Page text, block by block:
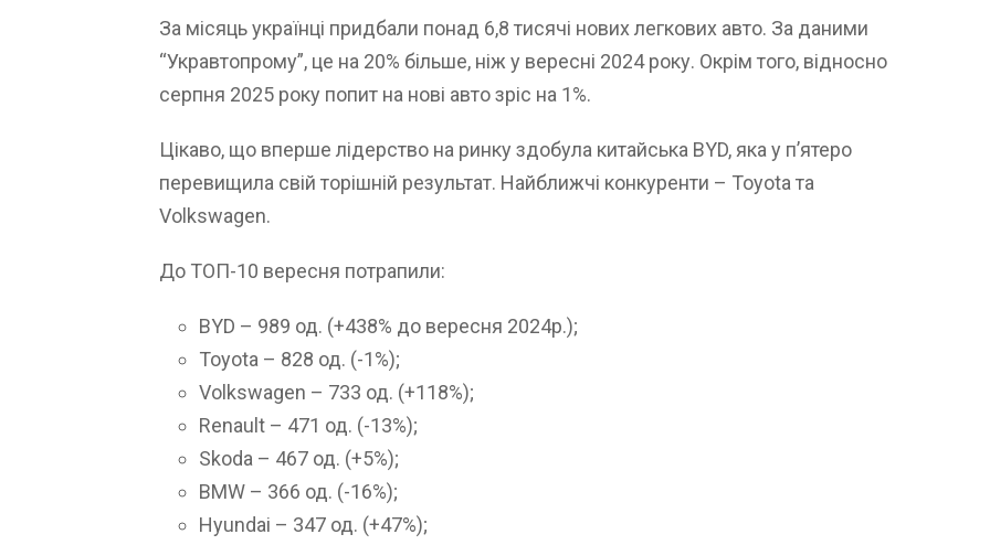
За місяць українці придбали понад 6,8 тисячі нових легкових авто. За даними
“Укравтопрому”, це на 20% більше, ніж у вересні 2024 року. Окрім того, відносно
серпня 2025 року попит на нові авто зріс на 1%.
Цікаво, що вперше лідерство на ринку здобула китайська BYD, яка у п’ятеро
перевищила свій торішній результат. Найближчі конкуренти – Toyota та
Volkswagen.
До ТОП-10 вересня потрапили:
BYD – 989 од. (+438% до вересня 2024р.);
Toyota – 828 од. (-1%);
Volkswagen – 733 од. (+118%);
Renault – 471 од. (-13%);
Skoda – 467 од. (+5%);
BMW – 366 од. (-16%);
Hyundai – 347 од. (+47%);